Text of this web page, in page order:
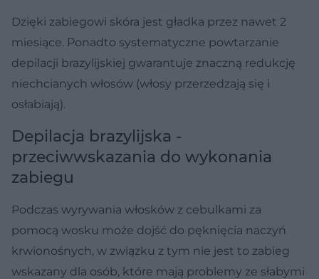
Dzięki zabiegowi skóra jest gładka przez nawet 2
miesiące. Ponadto systematyczne powtarzanie
depilacji brazylijskiej gwarantuje znaczną redukcję
niechcianych włosów (włosy przerzedzają się i
osłabiają).
Depilacja brazylijska -
przeciwwskazania do wykonania
zabiegu
Podczas wyrywania włosków z cebulkami za
pomocą wosku może dojść do pęknięcia naczyń
krwionośnych, w związku z tym nie jest to zabieg
wskazany dla osób, które mają problemy ze słabymi